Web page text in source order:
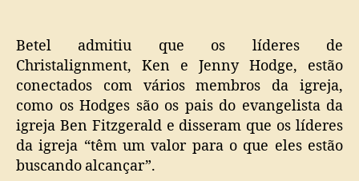
Betel admitiu que os líderes de
Christalignment, Ken e Jenny Hodge, estão
conectados com vários membros da igreja,
como os Hodges são os pais do evangelista da
igreja Ben Fitzgerald e disseram que os líderes
da igreja “têm um valor para o que eles estão
buscando alcançar”.